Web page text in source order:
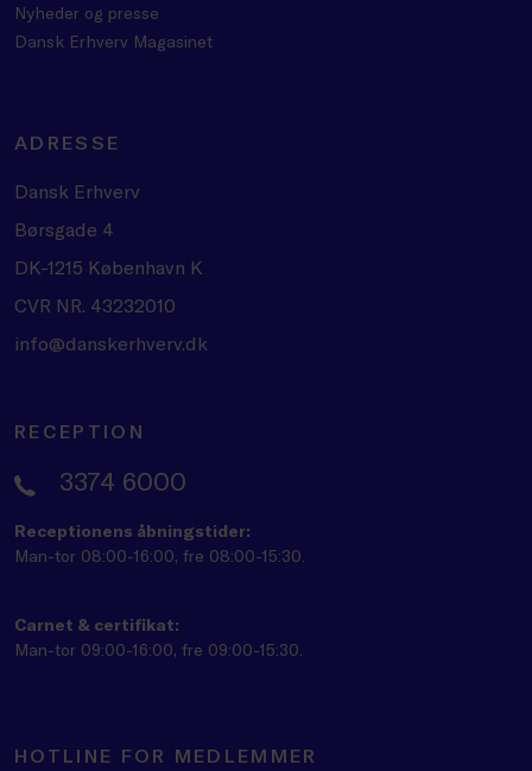
Nyheder og presse
Dansk Erhverv Magasinet
ADRESSE
Dansk Erhverv
Børsgade 4
DK-1215 København K
CVR NR. 43232010
info@danskerhverv.dk
RECEPTION
3374 6000
Receptionens åbningstider:
Man-tor 08:00-16:00, fre 08:00-15:30.
Carnet & certifikat:
Man-tor 09:00-16:00, fre 09:00-15:30.
HOTLINE FOR MEDLEMMER